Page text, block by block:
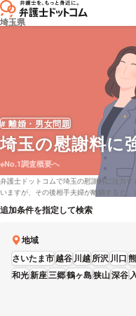
埼玉県
# 離婚・男女問題
埼玉の慰謝料に
※No.1調査概要へ
弁護士ドットコムで埼玉の慰謝料に注力
いますが、その後相手夫婦が離婚すると
くても、相手の女性から慰謝料を請求出
ムでは無料の法律相談「みんなの法律相談
評価が高い慰謝料が得意な弁護士や弁護
務所の弁護士を実績で比較したい」など
「<<4>>全国出張サポート ご用命があれ
はお気軽にお問い合わせください。」と
に登録全弁護士22,835人から、男性・女
弁護士に問合せをしてみてはいかがでしょ
追加条件を指定して検索
地域
さいたま市越谷川越所沢川口
和光新座三郷鶴ヶ島狭山深谷